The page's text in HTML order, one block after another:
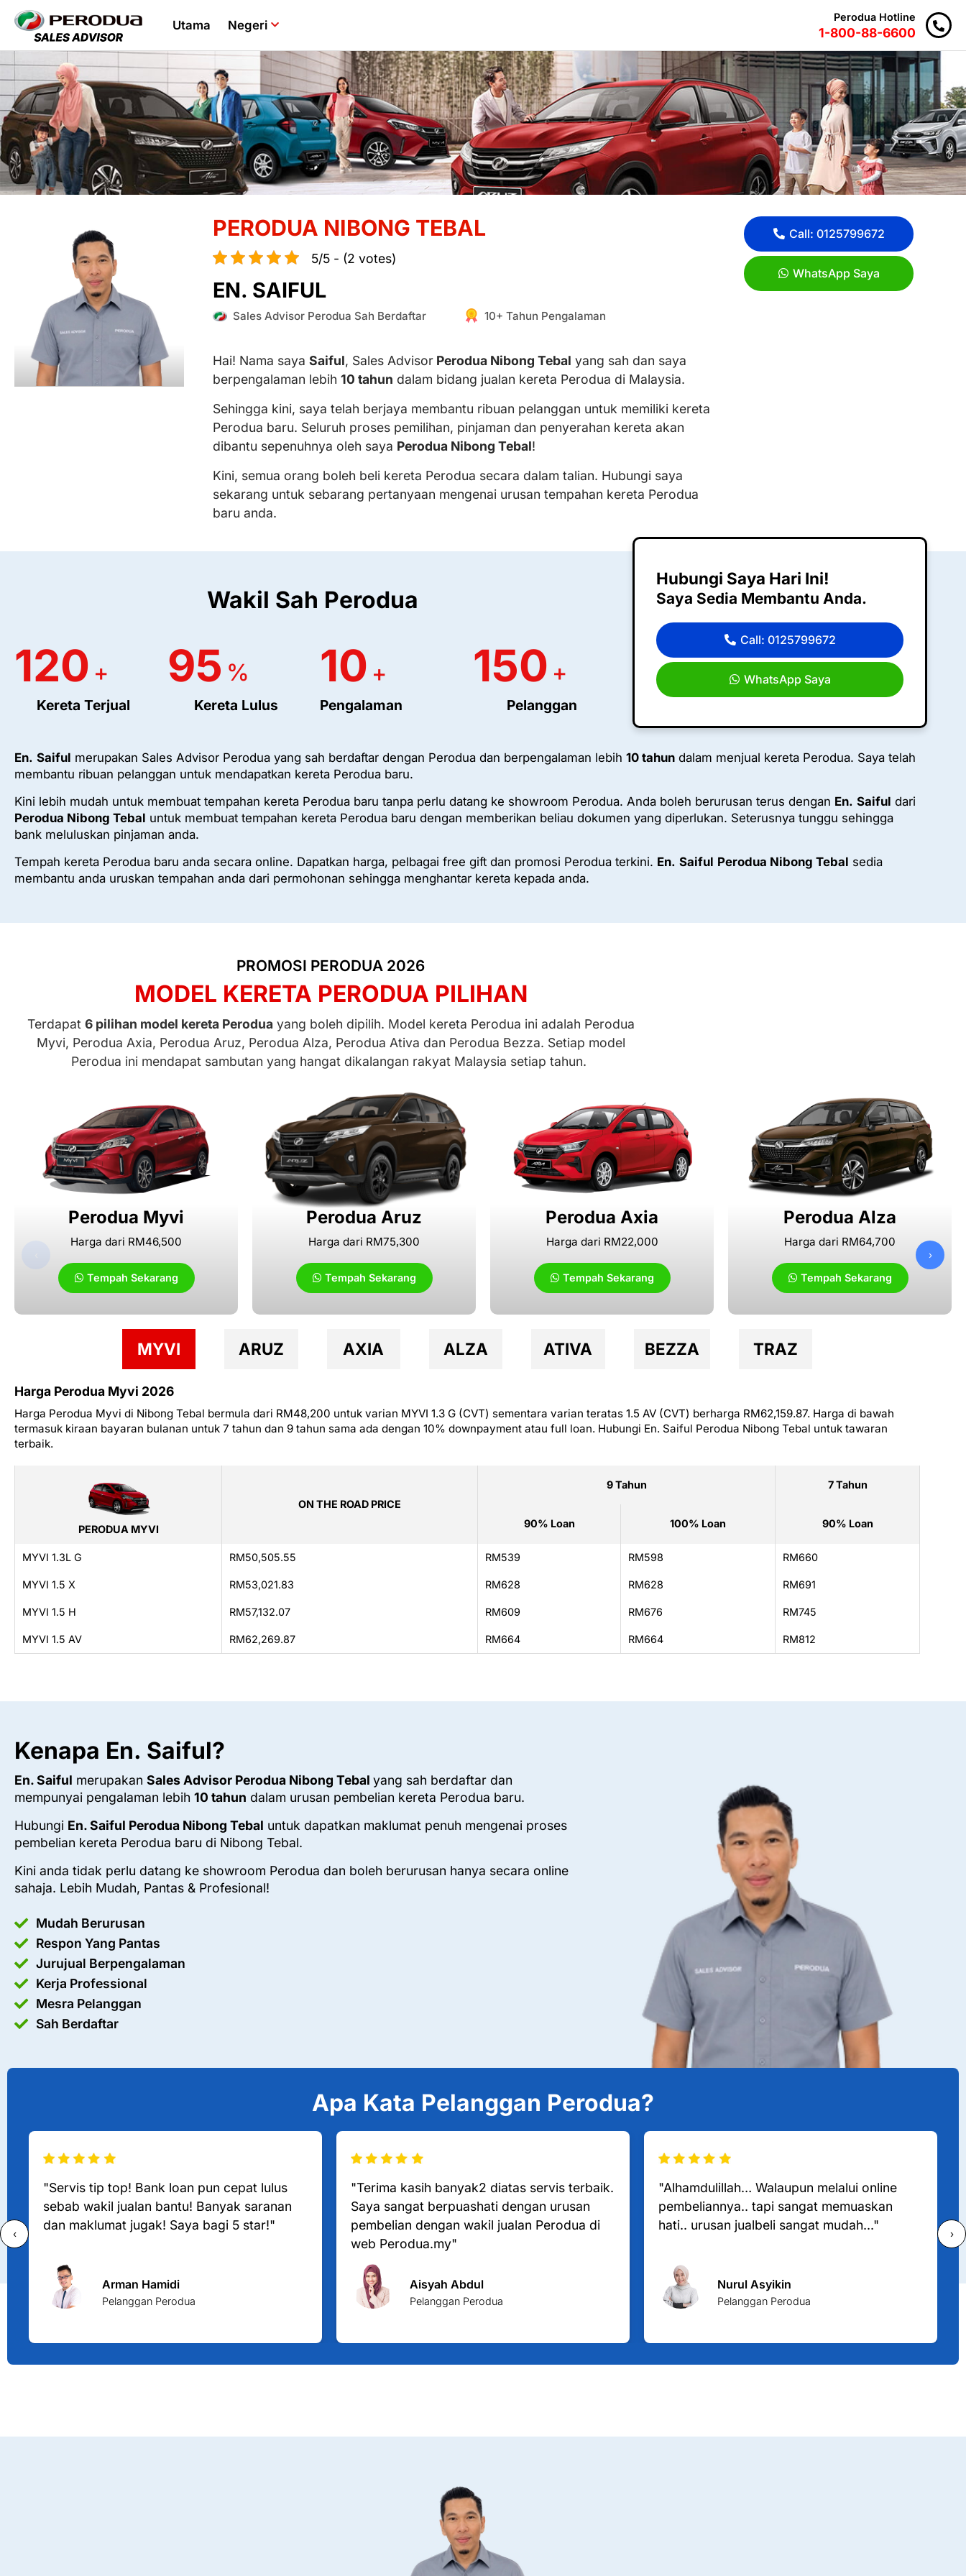
Utama Negeri
Perodua Hotline
1-800-88-6600
PERODUA NIBONG TEBAL
5/5 - (2 votes)
EN. SAIFUL
Sales Advisor Perodua Sah Berdaftar 10+ Tahun Pengalaman
Hai! Nama saya Saiful, Sales Advisor Perodua Nibong Tebal yang sah dan saya
berpengalaman lebih 10 tahun dalam bidang jualan kereta Perodua di Malaysia.
Sehingga kini, saya telah berjaya membantu ribuan pelanggan untuk memiliki kereta
Perodua baru. Seluruh proses pemilihan, pinjaman dan penyerahan kereta akan
dibantu sepenuhnya oleh saya Perodua Nibong Tebal!
Kini, semua orang boleh beli kereta Perodua secara dalam talian. Hubungi saya
sekarang untuk sebarang pertanyaan mengenai urusan tempahan kereta Perodua
baru anda.
Call: 0125799672
WhatsApp Saya
Wakil Sah Perodua
Kereta Terjual
120 +
Kereta Lulus
95 % 10 +
Pengalaman Pelanggan
150 +
Hubungi Saya Hari Ini!
Saya Sedia Membantu Anda.
Call: 0125799672
WhatsApp Saya
En. Saiful merupakan Sales Advisor Perodua yang sah berdaftar dengan Perodua dan berpengalaman lebih 10 tahun dalam menjual kereta Perodua. Saya telah
membantu ribuan pelanggan untuk mendapatkan kereta Perodua baru.
Kini lebih mudah untuk membuat tempahan kereta Perodua baru tanpa perlu datang ke showroom Perodua. Anda boleh berurusan terus dengan En. Saiful dari
Perodua Nibong Tebal untuk membuat tempahan kereta Perodua baru dengan memberikan beliau dokumen yang diperlukan. Seterusnya tunggu sehingga
bank meluluskan pinjaman anda.
Tempah kereta Perodua baru anda secara online. Dapatkan harga, pelbagai free gift dan promosi Perodua terkini. En. Saiful Perodua Nibong Tebal sedia
membantu anda uruskan tempahan anda dari permohonan sehingga menghantar kereta kepada anda.
PROMOSI PERODUA 2026
MODEL KERETA PERODUA PILIHAN
Terdapat 6 pilihan model kereta Perodua yang boleh dipilih. Model kereta Perodua ini adalah Perodua
Myvi, Perodua Axia, Perodua Aruz, Perodua Alza, Perodua Ativa dan Perodua Bezza. Setiap model
Perodua ini mendapat sambutan yang hangat dikalangan rakyat Malaysia setiap tahun.
Perodua Myvi
Harga dari RM46,500
Tempah Sekarang
Perodua Aruz
Harga dari RM75,300
Tempah Sekarang
Perodua Axia
Harga dari RM22,000
Tempah Sekarang
Perodua Alza
Harga dari RM64,700
Tempah Sekarang
›
MYVI ARUZ AXIA ALZA ATIVA BEZZA TRAZ
Harga Perodua Myvi 2026
Harga Perodua Myvi di Nibong Tebal bermula dari RM48,200 untuk varian MYVI 1.3 G (CVT) sementara varian teratas 1.5 AV (CVT) berharga RM62,159.87. Harga di bawah
termasuk kiraan bayaran bulanan untuk 7 tahun dan 9 tahun sama ada dengan 10% downpayment atau full loan. Hubungi En. Saiful Perodua Nibong Tebal untuk tawaran
terbaik.
PERODUA MYVI
ON THE ROAD PRICE
9 Tahun 7 Tahun
90% Loan 100% Loan 90% Loan
MYVI 1.3L G RM50,505.55 RM539 RM598 RM660
MYVI 1.5 X RM53,021.83 RM628 RM628 RM691
MYVI 1.5 H RM57,132.07 RM609 RM676 RM745
MYVI 1.5 AV RM62,269.87 RM664 RM664 RM812
Kenapa En. Saiful?
En. Saiful merupakan Sales Advisor Perodua Nibong Tebal yang sah berdaftar dan
mempunyai pengalaman lebih 10 tahun dalam urusan pembelian kereta Perodua baru.
Hubungi En. Saiful Perodua Nibong Tebal untuk dapatkan maklumat penuh mengenai proses
pembelian kereta Perodua baru di Nibong Tebal.
Kini anda tidak perlu datang ke showroom Perodua dan boleh berurusan hanya secara online
sahaja. Lebih Mudah, Pantas & Profesional!
Mudah Berurusan
Respon Yang Pantas
Jurujual Berpengalaman
Kerja Professional
Mesra Pelanggan
Sah Berdaftar
Apa Kata Pelanggan Perodua?
"Servis tip top! Bank loan pun cepat lulus
sebab wakil jualan bantu! Banyak saranan
dan maklumat jugak! Saya bagi 5 star!"
Arman Hamidi
Pelanggan Perodua
"Terima kasih banyak2 diatas servis terbaik.
Saya sangat berpuashati dengan urusan
pembelian dengan wakil jualan Perodua di
web Perodua.my"
Aisyah Abdul
Pelanggan Perodua
"Alhamdulillah… Walaupun melalui online
pembeliannya.. tapi sangat memuaskan
hati.. urusan jualbeli sangat mudah..."
Nurul Asyikin
Pelanggan Perodua
‹ ›